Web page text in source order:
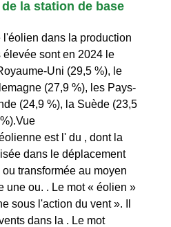
la station de base
l'éolien dans la production
sont en 2024 le
Uni (29,5 %), le
(27,9 %), les Pays-
(24,9 %), la Suède (23,5
est l' du , dont la
dans le déplacement
transformée au moyen
une ou. . Le mot « éolien »
sous l'action du vent ». Il
dans la . Le mot